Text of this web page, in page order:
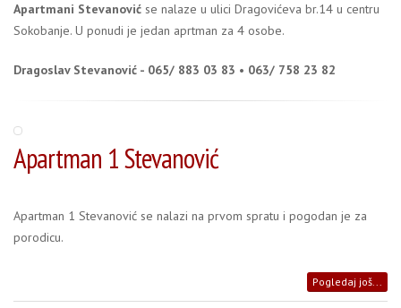
Apartmani Stevanović se nalaze u ulici Dragovićeva br.14 u centru
Sokobanje. U ponudi je jedan aprtman za 4 osobe.
Dragoslav Stevanović - 065/ 883 03 83 • 063/ 758 23 82
Apartman 1 Stevanović
Apartman 1 Stevanović se nalazi na prvom spratu i pogodan je za
porodicu.
Pogledaj još...